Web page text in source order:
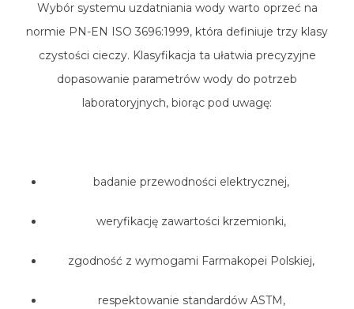
Wybór systemu uzdatniania wody warto oprzeć na
normie PN-EN ISO 3696:1999, która definiuje trzy klasy
czystości cieczy. Klasyfikacja ta ułatwia precyzyjne
dopasowanie parametrów wody do potrzeb
laboratoryjnych, biorąc pod uwagę:
badanie przewodności elektrycznej,
weryfikację zawartości krzemionki,
zgodność z wymogami Farmakopei Polskiej,
respektowanie standardów ASTM,